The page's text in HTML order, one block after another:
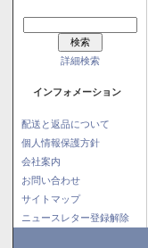
詳細検索
インフォメーション
配送と返品について
個人情報保護方針
会社案内
お問い合わせ
サイトマップ
ニュースレター登録解除